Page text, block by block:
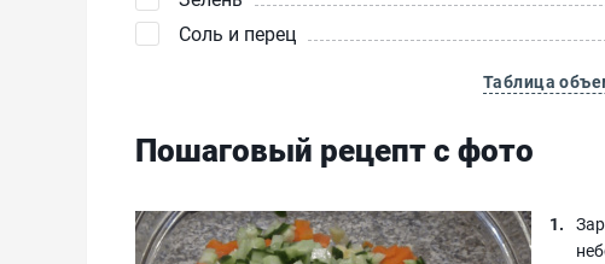
Соль и перец
Таблица
Пошаговый рецепт с фото